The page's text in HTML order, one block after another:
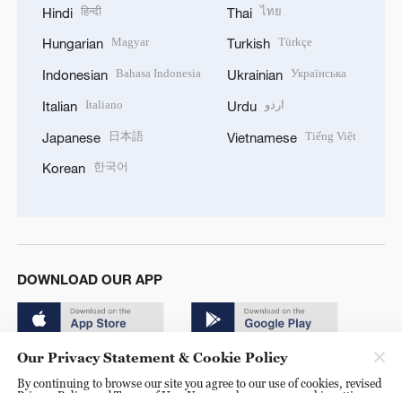
Hindi हिन्दी
Hungarian Magyar
Indonesian Bahasa Indonesia
Italian Italiano
Japanese 日本語
Korean 한국어
Thai ไทย
Turkish Türkçe
Ukrainian Українська
Urdu اردو
Vietnamese Tiếng Việt
DOWNLOAD OUR APP
Our Privacy Statement & Cookie Policy
By continuing to browse our site you agree to our use of cookies, revised